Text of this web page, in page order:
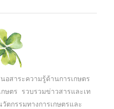
อสาระความรู้ด้านการเกษตร
ษตร รวบรวมข่าวสารและเท
ตกรรมทางการเกษตรและ